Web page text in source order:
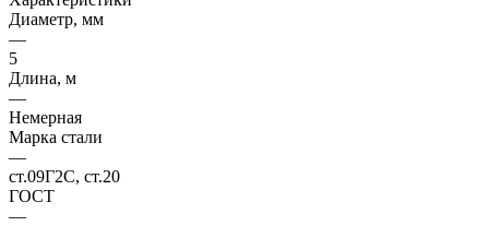
Диаметр, мм
—
5
Длина, м
—
Немерная
Марка стали
—
ст.09Г2С, ст.20
ГОСТ
—